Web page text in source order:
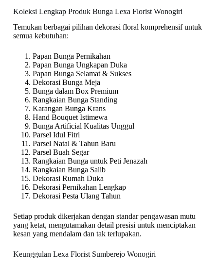
Koleksi Lengkap Produk Bunga Lexa Florist Wonogiri
Temukan berbagai pilihan dekorasi floral komprehensif untuk
semua kebutuhan:
Papan Bunga Pernikahan
Papan Bunga Ungkapan Duka
Papan Bunga Selamat & Sukses
Dekorasi Bunga Meja
Bunga dalam Box Premium
Rangkaian Bunga Standing
Karangan Bunga Krans
Hand Bouquet Istimewa
Bunga Artificial Kualitas Unggul
Parsel Idul Fitri
Parsel Natal & Tahun Baru
Parsel Buah Segar
Rangkaian Bunga untuk Peti Jenazah
Rangkaian Bunga Salib
Dekorasi Rumah Duka
Dekorasi Pernikahan Lengkap
Dekorasi Pesta Ulang Tahun
Setiap produk dikerjakan dengan standar pengawasan mutu
yang ketat, mengutamakan detail presisi untuk menciptakan
kesan yang mendalam dan tak terlupakan.
Keunggulan Lexa Florist Sumberejo Wonogiri